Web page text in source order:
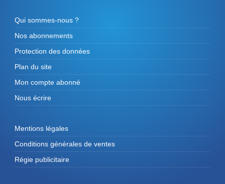
Qui sommes-nous ?
Nos abonnements
Protection des données
Plan du site
Mon compte abonné
Nous écrire
Mentions légales
Conditions générales de ventes
Régie publicitaire